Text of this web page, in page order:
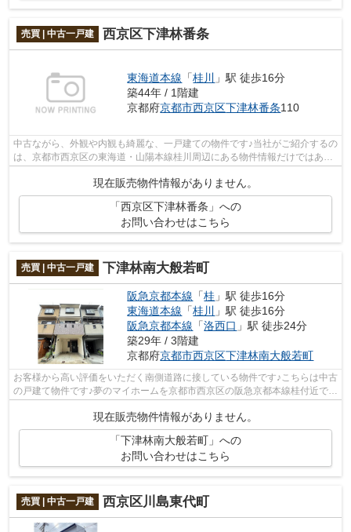
売買 | 中古一戸建 西京区下津林番条
東海道本線 「桂川
」駅 徒歩16分
築44年 / 1階建
京都府京都市西京区下津林番条110
中古ながら、外観や内観も綺麗な、一戸建ての物件です♪当社がご紹介するの
は、京都市西京区の東海道・山陽本線桂川周辺にある物件情報だけではあり
現在販売物件情報がありません。
「西京区下津林番条」への
お問い合わせはこちら
売買 | 中古一戸建 下津林南大般若町
阪急京都本線 「桂 」駅 徒歩16分
東海道本線 「桂川
」駅 徒歩16分
阪急京都本線 「洛西口 」駅 徒歩24分
築29年 / 3階建
京都府京都市西京区下津林南大般若町
お客様から高い評価をいただく南側道路に接している物件です♪こちらは中古
の戸建て物件です♪夢のマイホームを京都市西京区の阪急京都本線桂付近で探
現在販売物件情報がありません。
「下津林南大般若町」への
お問い合わせはこちら
売買 | 中古一戸建 西京区川島東代町